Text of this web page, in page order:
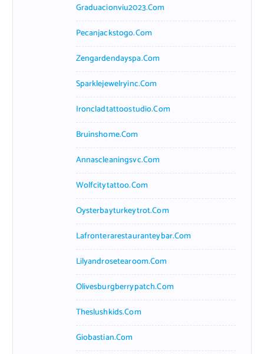
Graduacionviu2023.com
Pecanjackstogo.com
Zengardendayspa.com
Sparklejewelryinc.com
Ironcladtattoostudio.com
Bruinshome.com
Annascleaningsvc.com
Wolfcitytattoo.com
Oysterbayturkeytrot.com
Lafronterarestauranteybar.com
Lilyandrosetearoom.com
Olivesburgberrypatch.com
Theslushkids.com
Giobastian.com